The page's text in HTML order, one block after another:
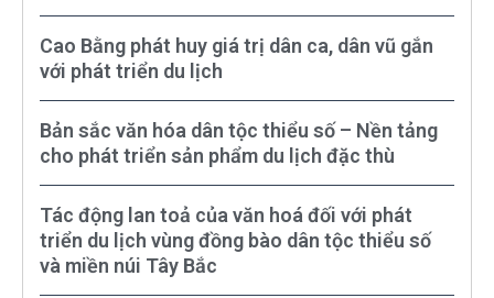
Cao Bằng phát huy giá trị dân ca, dân vũ gắn
với phát triển du lịch
Bản sắc văn hóa dân tộc thiểu số – Nền tảng
cho phát triển sản phẩm du lịch đặc thù
Tác động lan toả của văn hoá đối với phát
triển du lịch vùng đồng bào dân tộc thiểu số
và miền núi Tây Bắc